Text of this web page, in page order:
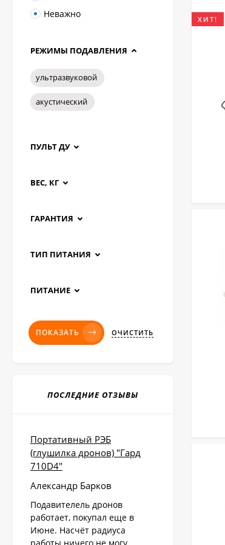
ХИТ!
Неважно
РЕЖИМЫ ПОДАВЛЕНИЯ
ультразвуковой
акустический
ПУЛЬТ ДУ
ВЕС, КГ
ГАРАНТИЯ
ТИП ПИТАНИЯ
ПИТАНИЕ
ПОКАЗАТЬ ОЧИСТИТЬ
ПОСЛЕДНИЕ ОТЗЫВЫ
Портативный РЭБ
(глушилка дронов) "Гард
710D4"
Александр Барков
Подавителель дронов
работает, покупал еще в
Июне. Насчёт радиуса